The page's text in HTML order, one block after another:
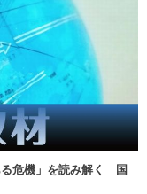
る危機」を読み解く 国